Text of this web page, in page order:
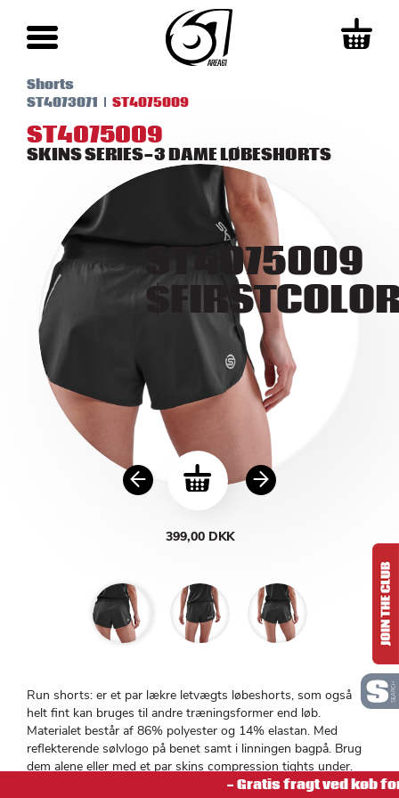
Shorts
ST4073071
ST4075009
ST4075009
SKINS SERIES-3 DAME LØBESHORTS
ST4075009
399,00 DKK
Run shorts: er et par lækre letvægts løbeshorts, som også
helt fint kan bruges til andre træningsformer end løb.
Materialet består af 86% polyester og 14% elastan. Med
reflekterende sølvlogo på benet samt i linningen bagpå. Brug
dem alene eller med et par skins compression tights under.
Stoffet som disse løbeshorts er fremstillet af er med fire vejs
- Gratis fragt ved køb